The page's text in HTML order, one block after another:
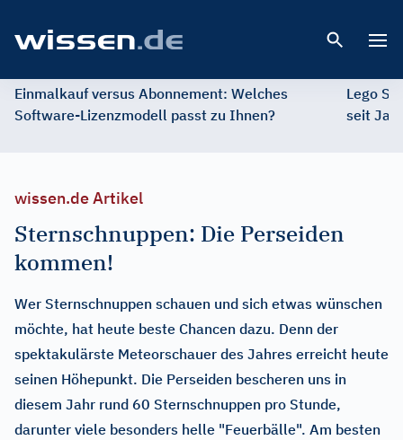
Einmalkauf versus Abonnement: Welches
Software-Lizenzmodell passt zu Ihnen?
Lego
seit
wissen.de Artikel
Sternschnuppen: Die Perseiden
kommen!
Wer Sternschnuppen schauen und sich etwas wünschen
möchte, hat heute beste Chancen dazu. Denn der
spektakulärste Meteorschauer des Jahres erreicht heute
seinen Höhepunkt. Die Perseiden bescheren uns in
diesem Jahr rund 60 Sternschnuppen pro Stunde,
darunter viele besonders helle "Feuerbälle". Am besten